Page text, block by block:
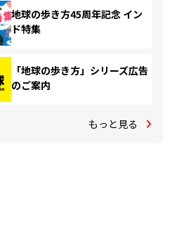
地球の歩き方45周年記念 イン
ド特集
「地球の歩き方」シリーズ広告
のご案内
もっと見る